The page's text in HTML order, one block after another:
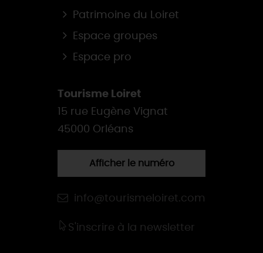
Patrimoine du Loiret
Espace groupes
Espace pro
Tourisme Loiret
15 rue Eugène Vignat
45000 Orléans
Afficher le numéro
info@tourismeloiret.com
S'inscrire à la newsletter